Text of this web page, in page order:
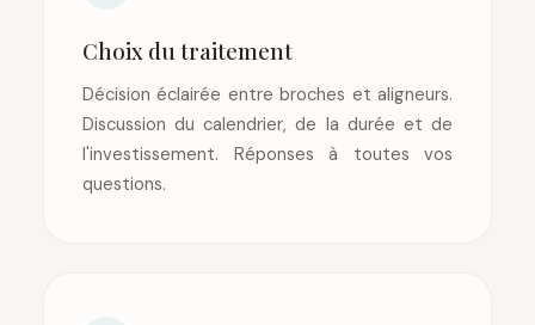
Choix du traitement
Décision éclairée entre broches et aligneurs.
Discussion du calendrier, de la durée et de
l'investissement. Réponses à toutes vos
questions.